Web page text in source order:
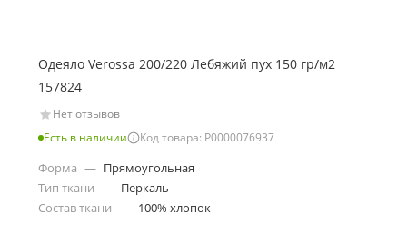
Одеяло Verossa 200/220 Лебяжий пух 150 гр/м2
157824
Нет отзывов
Есть в наличии
Код товара: Р0000076937
Форма — Прямоугольная
Тип ткани — Перкаль
Состав ткани — 100% хлопок